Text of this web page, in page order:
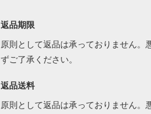
返品期限
原則として返品は承っておりません。
ずご了承ください。
返品送料
原則として返品は承っておりません。